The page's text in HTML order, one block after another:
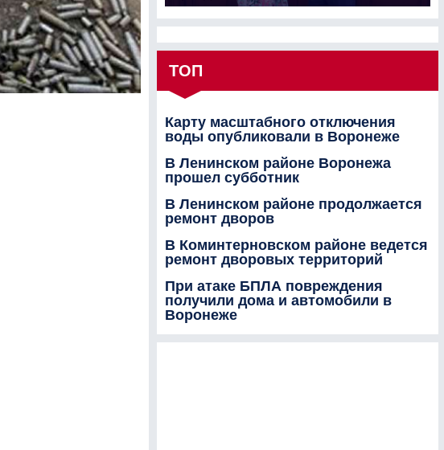
ТОП
Карту масштабного отключения
воды опубликовали в Воронеже
В Ленинском районе Воронежа
прошел субботник
В Ленинском районе продолжается
ремонт дворов
В Коминтерновском районе ведется
ремонт дворовых территорий
При атаке БПЛА повреждения
получили дома и автомобили в
Воронеже